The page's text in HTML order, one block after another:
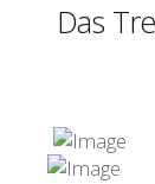
Das